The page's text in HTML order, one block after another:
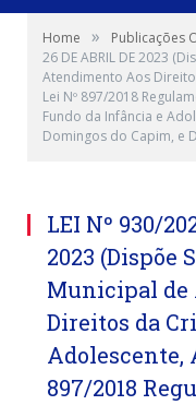
Home » Publicações
26 DE ABRIL DE 2023
Atendimento Aos
Lei Nº 897/2018
Fundo da Infância e
Domingos do Capim, e
LEI Nº 930/
2023 (Dispõe
Municipal de
Direitos da
Adolescente,
897/2018